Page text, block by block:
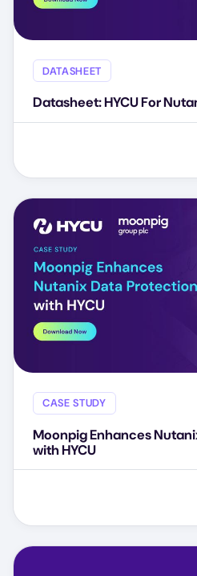
DATASHEET
Datasheet: HYCU For
CASE STUDY
Moonpig Enhances
with HYCU